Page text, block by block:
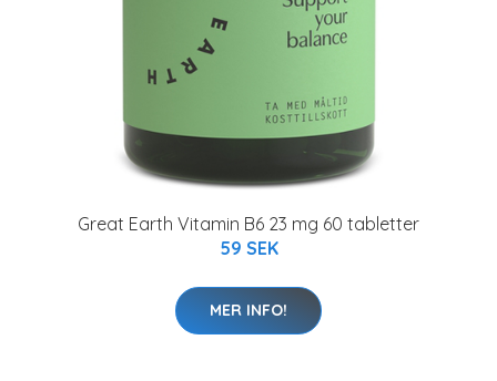
Great Earth Vitamin B6 23 mg 60 tabletter
59 SEK
MER INFO!